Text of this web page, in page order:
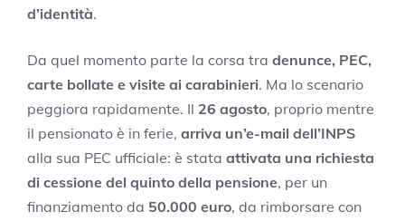
d’identità.
Da quel momento parte la corsa tra denunce, PEC,
carte bollate e visite ai carabinieri. Ma lo scenario
peggiora rapidamente. Il 26 agosto, proprio mentre
il pensionato è in ferie, arriva un’e-mail dell’INPS
alla sua PEC ufficiale: è stata attivata una richiesta
di cessione del quinto della pensione, per un
finanziamento da 50.000 euro, da rimborsare con